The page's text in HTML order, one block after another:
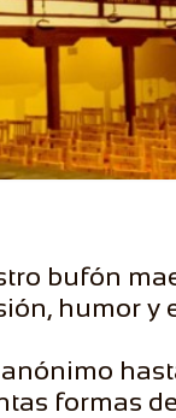
bufón
humor y
formas